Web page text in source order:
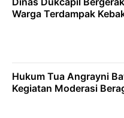
Warga Terdampak
Hukum Tua Angrayni
Kegiatan Moderasi